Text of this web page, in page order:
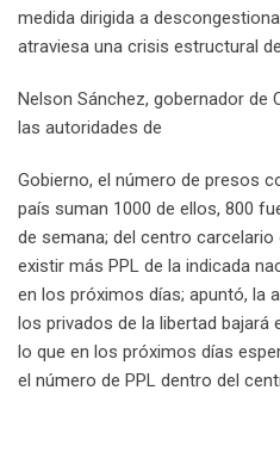
medida dirigida a
atraviesa una crisis estructural
Nelson Sánchez, gobernador de
las autoridades de
Gobierno, el número de presos
país suman 1000 de ellos, 800
de semana; del centro
existir más PPL de la indicada
en los próximos días; apuntó, la
los privados de la libertad
lo que en los próximos días
el número de PPL dentro del